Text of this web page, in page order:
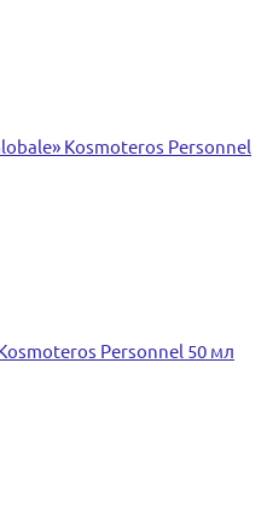
Kosmoteros Personnel
Personnel 50 мл